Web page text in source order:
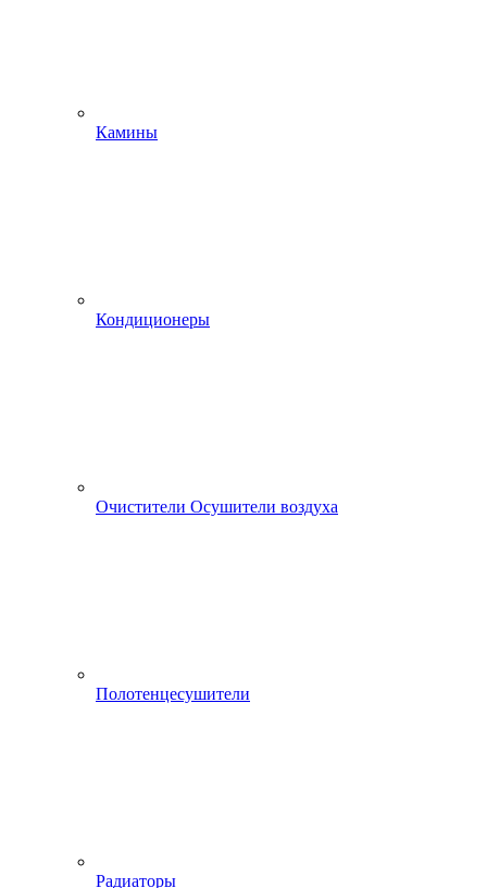
Камины
Кондиционеры
Очистители Осушители воздуха
Полотенцесушители
Радиаторы